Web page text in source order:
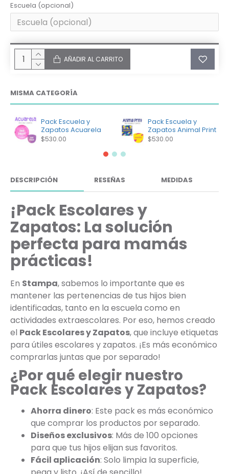
Escuela (opcional)
AÑADIR AL CARRITO
MISMA CATEGORÍA
Pack Escuela y
Zapatos Acuarela
$530.00
Pack Escuela y
Zapatos Animal Print
$530.00
DESCRIPCIÓN RESEÑAS MEDIDAS
¡Pack Escolares y
Zapatos: La solución
perfecta para mamás
prácticas!
En Stampa, sabemos lo importante que es
mantener las pertenencias de tus hijos bien
identificadas, tanto en la escuela como en
actividades extraescolares. Por eso, hemos creado
el Pack Escolares y Zapatos, que incluye etiquetas
para útiles escolares y zapatos. ¡Es más económico
comprarlas juntas que por separado!
¿Por qué elegir nuestro
Pack Escolares y Zapatos?
Ahorra dinero: Este pack es más económico
que comprar los productos por separado.
Diseños exclusivos: Más de 100 opciones
para que tus hijos elijan sus favoritos.
Fácil aplicación: Solo limpia la superficie,